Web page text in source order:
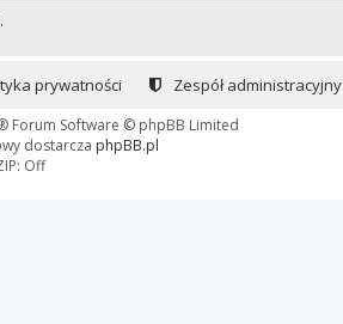
Zespół administracyjny
prywatności
Forum Software © phpBB Limited
dostarcza phpBB.pl
Off